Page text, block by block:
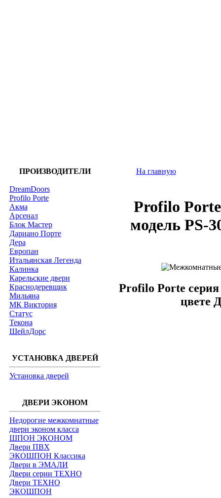
ПРОИЗВОДИТЕЛИ
DreamDoors
Profilo Porte
Акма
Арсенал
Блок Мастер
Дариано Порте
Дера
Европан
Итальянская Легенда
Калинка
Карельские двери
Краснодеревщик
Мильяна
МК Виктория
Статус
Текона
ШейлДорс
УСТАНОВКА ДВЕРЕЙ
Установка дверей
ДВЕРИ ЭКОНОМ
Недорогие межкомнатные
двери эконом класса
ШПОН ЭКОНОМ
Двери ПВХ
ЭКОШПОН Классика
Двери в ЭМАЛИ
Двери серии ТЕХНО
Двери ТЕХНО
ЭКОШПОН
На главную
Profilo
модель PS-
Profilo Porte
цвете